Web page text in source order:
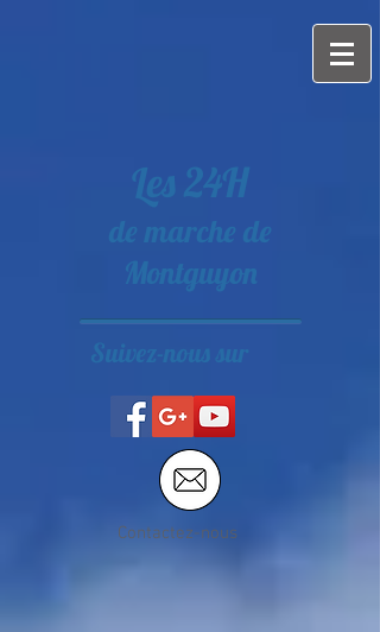
Les 24H
de marche de
Montguyon
Suivez-nous sur
Contactez-nous